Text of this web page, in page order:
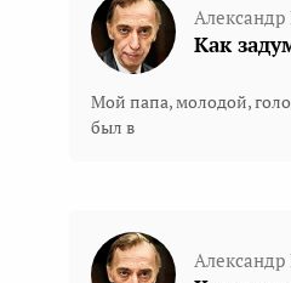
Как
Мой папа, молодой,
был в